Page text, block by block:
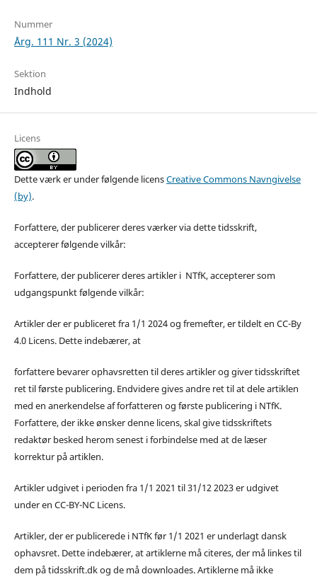
Nummer
Årg. 111 Nr. 3 (2024)
Sektion
Indhold
Licens
Dette værk er under følgende licensCreative Commons Navngivelse
(by).
Forfattere, der publicerer deres værker via dette tidsskrift,
accepterer følgende vilkår:
Forfattere, der publicerer deres artikler i NTfK, accepterer som
udgangspunkt følgende vilkår:
Artikler der er publiceret fra 1/1 2024 og fremefter, er tildelt en CC-By
4.0 Licens. Dette indebærer, at
forfattere bevarer ophavsretten til deres artikler og giver tidsskriftet
ret til første publicering. Endvidere gives andre ret til at dele artiklen
med en anerkendelse af forfatteren og første publicering i NTfK.
Forfattere, der ikke ønsker denne licens, skal give tidsskriftets
redaktør besked herom senest i forbindelse med at de læser
korrektur på artiklen.
Artikler udgivet i perioden fra 1/1 2021 til 31/12 2023 er udgivet
under en CC-BY-NC Licens.
Artikler, der er publicerede i NTfK før 1/1 2021 er underlagt dansk
ophavsret. Dette indebærer, at artiklerne må citeres, der må linkes til
dem på tidsskrift.dk og de må downloades. Artiklerne må ikke